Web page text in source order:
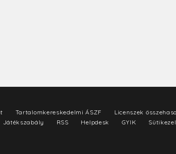
Tartalomkereskedelmi ÁSZF Licenszek
Játékszabály RSS Helpdesk GYIK